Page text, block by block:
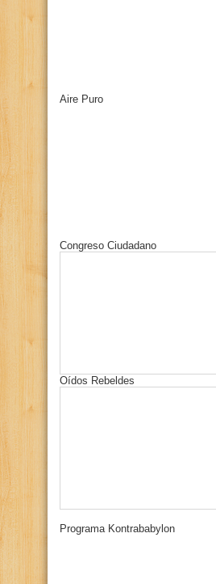
Aire Puro
Congreso Ciudadano
Oídos Rebeldes
Programa Kontrababylon